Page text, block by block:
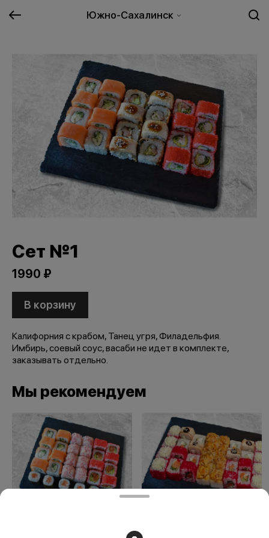
Южно-Сахалинск
Сет №1
1990 ₽
В корзину
Калифорния с крабом, Танец угря, Филадельфия.
Имбирь, соевый соус, васаби не идет в комплекте,
заказывать отдельно.
Мы рекомендуем